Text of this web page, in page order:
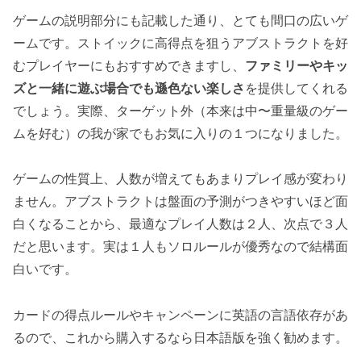
ゲームの説明部分にも記載した通り、とても間口の広いゲ
ームです。ストイックに高得点を狙うアブストラクトを好
むプレイヤーにもおすすめできますし、 ファミリーやキッ
ズと一緒に遊ぶ場合でも遜色ない楽しさ を提供してくれる
でしょう。実際、ターゲット外（本来は中〜重量級のゲー
ムを好む）の我が家でもお気に入りの１つになりました。
ゲームの性質上、人数が増えてもあまりプレイ感が変わり
ません。アブストラクトは盤面の予測がつきやすいほど面
白くなることから、最適なプレイ人数は２人、次点で３人
だと思います。実は１人もソロルールが優秀なので結構面
白いです。
カードの得点ルールやキャンペーンに英語の言語依存があ
るので、これから購入するなら日本語版を強く勧めます。